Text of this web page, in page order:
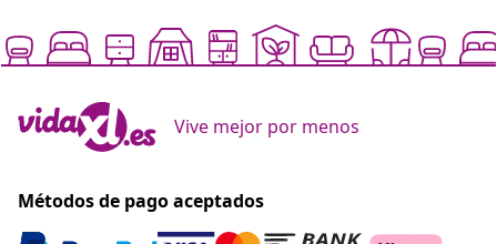
Vive mejor por menos
Métodos de pago aceptados